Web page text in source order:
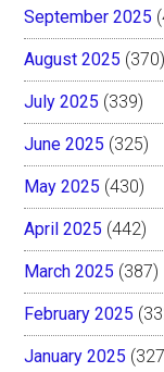
September 2025
August 2025 (370)
July 2025 (339)
June 2025 (325)
May 2025 (430)
April 2025 (442)
March 2025 (387)
February 2025
January 2025